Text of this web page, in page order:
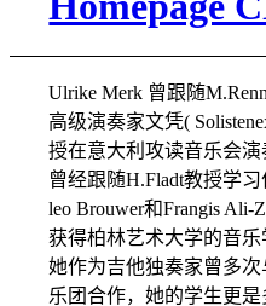
Ulrike Merk 曾跟随
高级演奏家文凭(
授在意大利攻读音乐会演
曾经跟随H.Fladt教授学
leo Brouwer和Frangis Ali-
获得柏林艺术大学的音
她作为吉他独奏家曾多
乐团合作，她的学生更